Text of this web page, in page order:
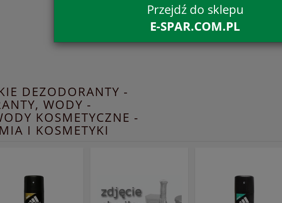
DEZODORANTY -
WODY -
KOSMETYCZNE -
I KOSMETYKI
Przejdź do sklepu
E-SPAR.COM.PL